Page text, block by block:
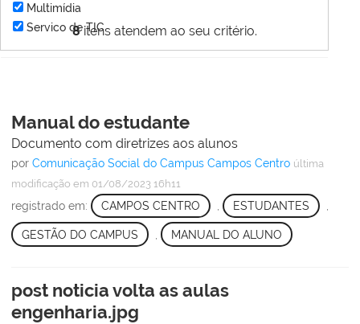
8itens atendem ao seu critério.
Multimídia
Servico de TIC
Manual do estudante
Documento com diretrizes aos alunos
por Comunicação Social do Campus Campos Centro última
modificação em 01/08/2023 16h11
registrado em: CAMPOS CENTRO ESTUDANTES
GESTÃO DO CAMPUS MANUAL DO ALUNO
post noticia volta as aulas
engenharia.jpg